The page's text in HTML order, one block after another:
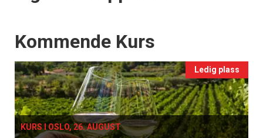
Events
Kommende Kurs
Ledig plass
KURS I OSLO, 26. AUGUST